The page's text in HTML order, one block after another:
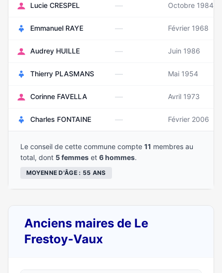
Lucie CRESPEL — Octobre 1984
Emmanuel RAYE — Février 1968
Audrey HUILLE — Juin 1986
Thierry PLASMANS — Mai 1954
Corinne FAVELLA — Avril 1973
Charles FONTAINE — Février 2006
Le conseil de cette commune compte 11 membres au
total, dont 5 femmes et 6 hommes.
MOYENNE D'ÂGE : 55 ANS
Anciens maires de Le
Frestoy-Vaux